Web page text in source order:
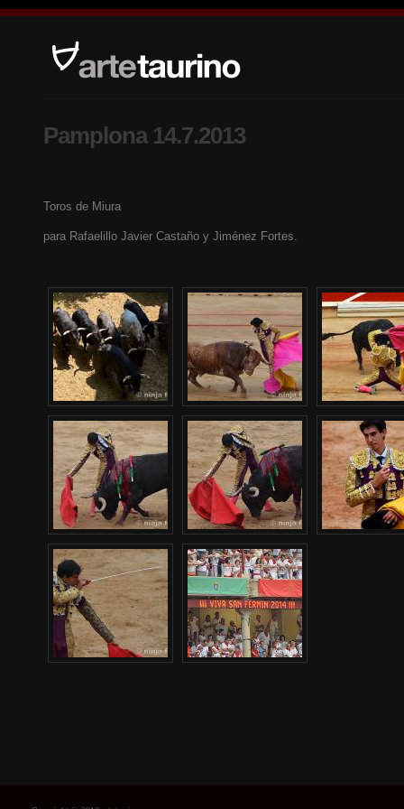
Pamplona 14.7.2013
Toros de Miura
para Rafaelillo Javier Castaño y Jiménez Fortes.